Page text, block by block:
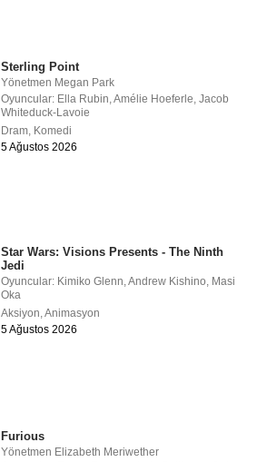
Sterling Point
Yönetmen Megan Park
Oyuncular: Ella Rubin,Amélie Hoeferle,Jacob
Whiteduck-Lavoie
Dram, Komedi
5 Ağustos 2026
Star Wars: Visions Presents - The Ninth
Jedi
Oyuncular: Kimiko Glenn ,Andrew Kishino Masi
Oka
Aksiyon ,Animasyon
5 Ağustos 2026
Furious
Yönetmen Elizabeth Meriwether